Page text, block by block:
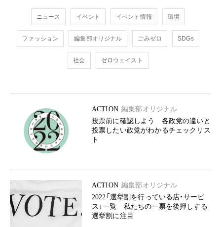
ニュース イベント イベント情報 環境
ファッション 編集部オリジナル ごみゼロ SDGs
社会 ゼロウェイスト
ACTION 編集部オリジナル
投票前に確認しよう 各政党の違いと
投票したい政党がわかるチェックリス
ト
ACTION 編集部オリジナル
2022「選挙割を行っている店・サービ
ス」一覧 私たちの一票を後押しする
選挙割に注目